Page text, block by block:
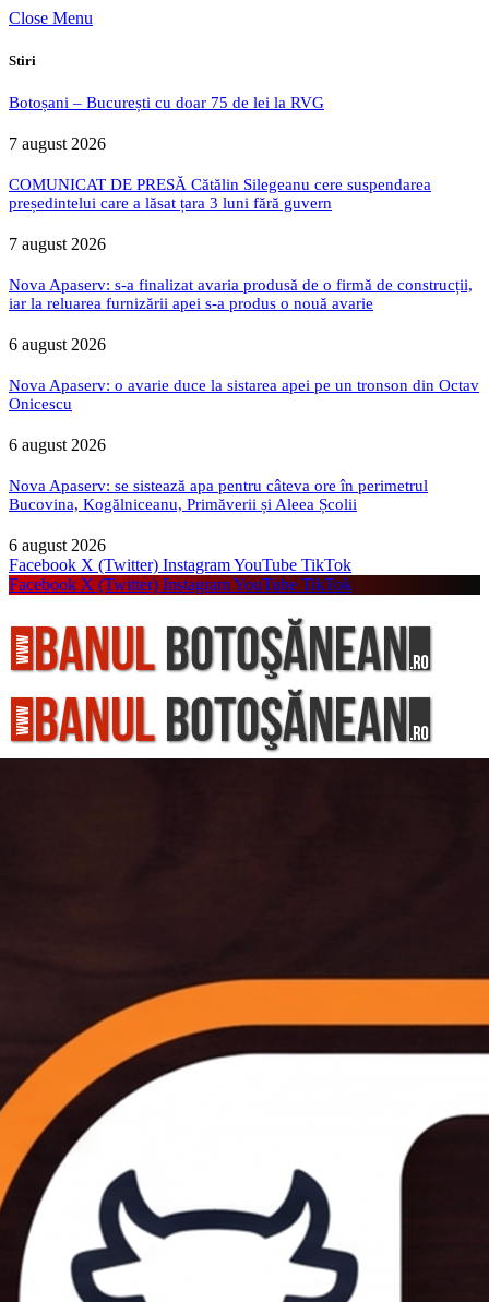
Close Menu
Stiri
Botoșani – București cu doar 75 de lei la RVG
7 august 2026
COMUNICAT DE PRESĂ Cătălin Silegeanu cere suspendarea
președintelui care a lăsat țara 3 luni fără guvern
7 august 2026
Nova Apaserv: s-a finalizat avaria produsă de o firmă de construcții,
iar la reluarea furnizării apei s-a produs o nouă avarie
6 august 2026
Nova Apaserv: o avarie duce la sistarea apei pe un tronson din Octav
Onicescu
6 august 2026
Nova Apaserv: se sistează apa pentru câteva ore în perimetrul
Bucovina, Kogălniceanu, Primăverii și Aleea Școlii
6 august 2026
Facebook X (Twitter) InstagramYouTube TikTok
Facebook X (Twitter) InstagramYouTube TikTok